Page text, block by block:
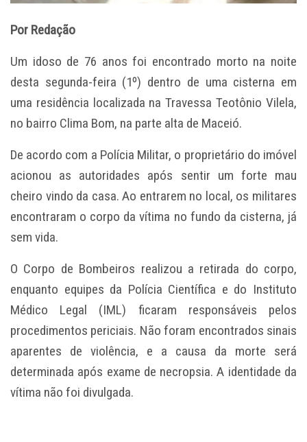
Por Redação
Um idoso de 76 anos foi encontrado morto na noite
desta segunda-feira (1º) dentro de uma cisterna em
uma residência localizada na Travessa Teotônio Vilela,
no bairro Clima Bom, na parte alta de Maceió.
De acordo com a Polícia Militar, o proprietário do imóvel
acionou as autoridades após sentir um forte mau
cheiro vindo da casa. Ao entrarem no local, os militares
encontraram o corpo da vítima no fundo da cisterna, já
sem vida.
O Corpo de Bombeiros realizou a retirada do corpo,
enquanto equipes da Polícia Científica e do Instituto
Médico Legal (IML) ficaram responsáveis pelos
procedimentos periciais. Não foram encontrados sinais
aparentes de violência, e a causa da morte será
determinada após exame de necropsia. A identidade da
vítima não foi divulgada.